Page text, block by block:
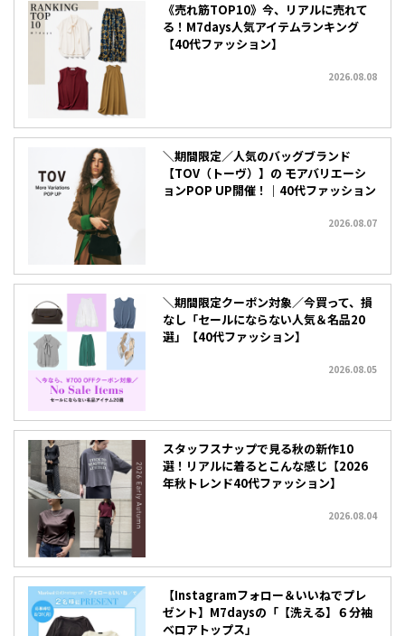
《売れ筋TOP10》今、リアルに売れて
る！M7days人気アイテムランキング
【40代ファッション】
2026.08.08
＼期間限定／人気のバッグブランド
【TOV（トーヴ）】の モアバリエーシ
ョンPOP UP開催！｜40代ファッション
2026.08.07
＼期間限定クーポン対象／今買って、損
なし「セールにならない人気＆名品20
選」【40代ファッション】
2026.08.05
スタッフスナップで見る秋の新作10
選！リアルに着るとこんな感じ【2026
年秋トレンド40代ファッション】
2026.08.04
【Instagramフォロー＆いいねでプレ
ゼント】M7daysの「【洗える】６分袖
ベロアトップス」